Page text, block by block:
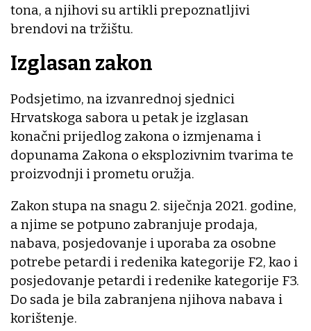
tona, a njihovi su artikli prepoznatljivi
brendovi na tržištu.
Izglasan zakon
Podsjetimo, na izvanrednoj sjednici
Hrvatskoga sabora u petak je izglasan
konačni prijedlog zakona o izmjenama i
dopunama Zakona o eksplozivnim tvarima te
proizvodnji i prometu oružja.
Zakon stupa na snagu 2. siječnja 2021. godine,
a njime se potpuno zabranjuje prodaja,
nabava, posjedovanje i uporaba za osobne
potrebe petardi i redenika kategorije F2, kao i
posjedovanje petardi i redenike kategorije F3.
Do sada je bila zabranjena njihova nabava i
korištenje.